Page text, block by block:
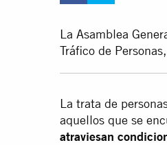
La Asamblea
Tráfico de
La trata de
aquellos que se
atraviesan